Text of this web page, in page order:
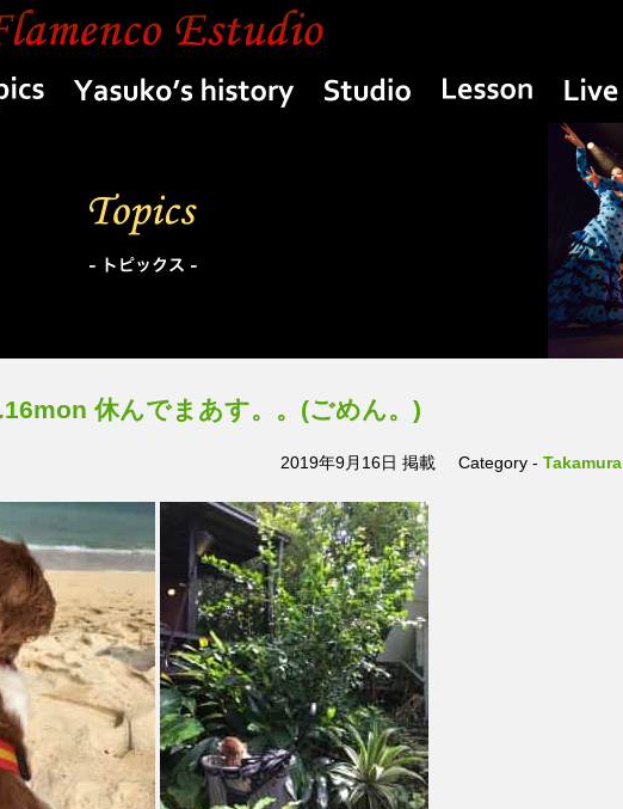
休んでまあす。。(ごめん。)
2019年9月16日 掲載 Category - Takamura